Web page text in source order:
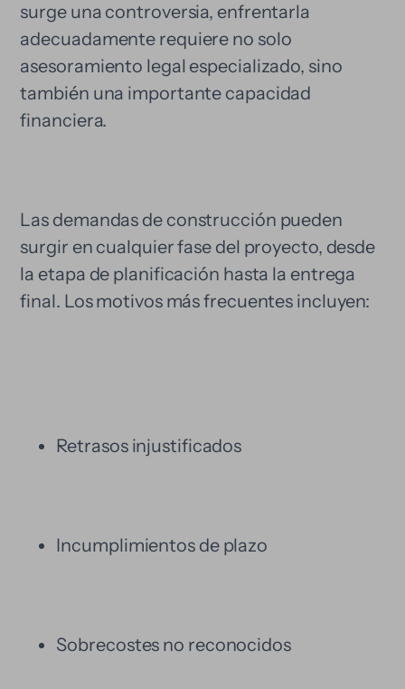
surge una controversia, enfrentarla
adecuadamente requiere no solo
asesoramiento legal especializado, sino
también una importante capacidad
financiera.
Las demandas de construcción pueden
surgir en cualquier fase del proyecto, desde
la etapa de planificación hasta la entrega
final. Los motivos más frecuentes incluyen:
Retrasos injustificados
Incumplimientos de plazo
Sobrecostes no reconocidos